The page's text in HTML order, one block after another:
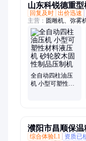
山东科锐德重型
回复及时 出价迅速
主营： 圆雕机、弥雾
木、升降叉车、电动
车、小麦筛选机、打
截断锯、草莓起垄机
直线磨刀机、工程三
全自动四柱油压
机 小型可塑性材
濮阳市昌顺保温
综合体验L1
资质已